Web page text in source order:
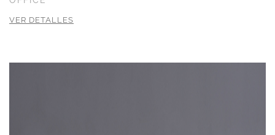
VER DETALLES